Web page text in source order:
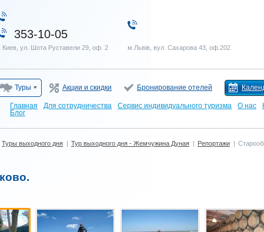
353-10-05
Киев, ул. Шота Руставели 29, оф. 2 м.Львів, вул. Сахарова 43, оф.202
Туры Акции и скидки Бронирование отелей
Главная Для сотрудничества Сервис индивидуального туризма О нас
Блог
Туры выходного дня | Тур выходного дня - Жемчужина Дуная | Репортажи |